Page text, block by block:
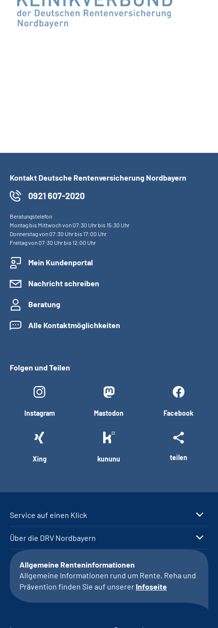
Kontakt Deutsche Rentenversicherung Nordbayern
0921 607-2020
Beratungstelefon
Montag bis Mittwoch von 07:30 Uhr bis 15:30 Uhr
Donnerstag von 07:30 Uhr bis 17:00 Uhr
Freitag von 07:30 Uhr bis 12:00 Uhr
Mein Kundenportal
Nachricht schreiben
Beratung
Alle Kontaktmöglichkeiten
Folgen und Teilen
Instagram Mastodon Facebook
Xing kununu teilen
Service auf einen Klick
Über die DRV Nordbayern
Allgemeine Renteninformationen
Allgemeine Informationen rund um Rente, Reha und
Prävention finden Sie auf unserer Infoseite